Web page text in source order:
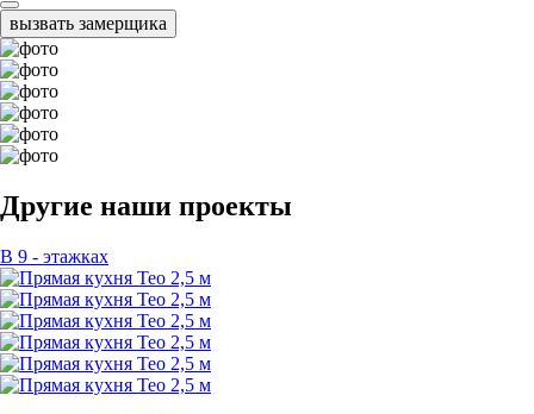
вызвать замерщика
Другие наши проекты
В 9 - этажках